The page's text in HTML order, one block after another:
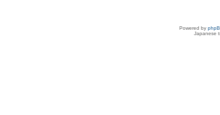
Powered by
Japanese